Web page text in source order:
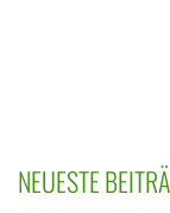
NEUESTE